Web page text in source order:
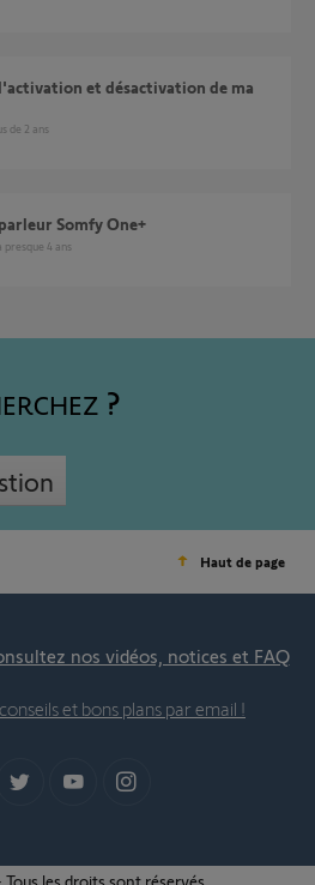
de 2 ans
Somfy One+
a presque 4 ans
Haut de page
nos vidéos, notices et FAQ
et bons plans par email !
les droits sont réservés.